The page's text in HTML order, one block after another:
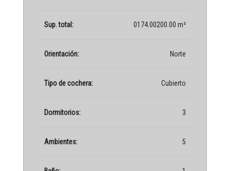
Sup. total: 0174.00200.00 m²
Orientación: Norte
Tipo de cochera: Cubierto
Dormitorios: 3
Ambientes: 5